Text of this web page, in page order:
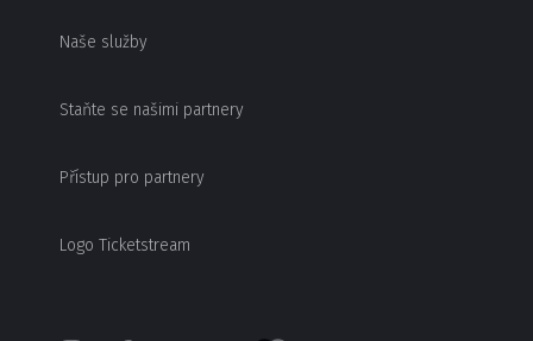
Naše služby
Staňte se našimi partnery
Přístup pro partnery
Logo Ticketstream